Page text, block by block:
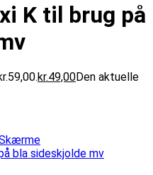
K til brug på
kr.49,00Den aktuelle
bla sideskjolde mv